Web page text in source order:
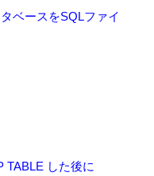
ベースをSQLファイ
TABLE した後に